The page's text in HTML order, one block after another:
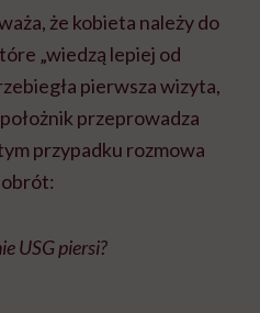
że kobieta należy do
„wiedzą lepiej od
pierwsza wizyta,
przeprowadza
przypadku rozmowa
USG piersi?